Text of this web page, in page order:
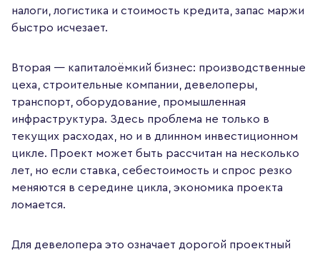
налоги, логистика и стоимость кредита, запас маржи
быстро исчезает.
Вторая — капиталоёмкий бизнес: производственные
цеха, строительные компании, девелоперы,
транспорт, оборудование, промышленная
инфраструктура. Здесь проблема не только в
текущих расходах, но и в длинном инвестиционном
цикле. Проект может быть рассчитан на несколько
лет, но если ставка, себестоимость и спрос резко
меняются в середине цикла, экономика проекта
ломается.
Для девелопера это означает дорогой проектный